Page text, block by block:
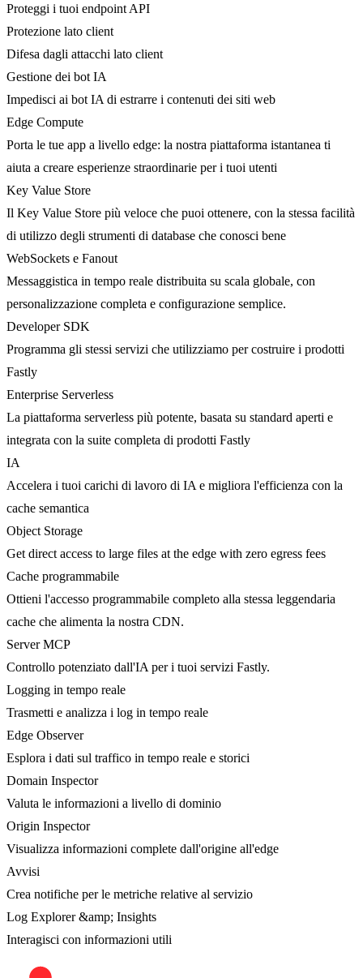
Proteggi i tuoi endpoint API
Protezione lato client
Difesa dagli attacchi lato client
Gestione dei bot IA
Impedisci ai bot IA di estrarre i contenuti dei siti web
Edge Compute
Porta le tue app a livello edge: la nostra piattaforma istantanea ti
aiuta a creare esperienze straordinarie per i tuoi utenti
Key Value Store
Il Key Value Store più veloce che puoi ottenere, con la stessa facilità
di utilizzo degli strumenti di database che conosci bene
WebSockets e Fanout
Messaggistica in tempo reale distribuita su scala globale, con
personalizzazione completa e configurazione semplice.
Developer SDK
Programma gli stessi servizi che utilizziamo per costruire i prodotti
Fastly
Enterprise Serverless
La piattaforma serverless più potente, basata su standard aperti e
integrata con la suite completa di prodotti Fastly
IA
Accelera i tuoi carichi di lavoro di IA e migliora l'efficienza con la
cache semantica
Object Storage
Get direct access to large files at the edge with zero egress fees
Cache programmabile
Ottieni l'accesso programmabile completo alla stessa leggendaria
cache che alimenta la nostra CDN.
Server MCP
Controllo potenziato dall'IA per i tuoi servizi Fastly.
Logging in tempo reale
Trasmetti e analizza i log in tempo reale
Edge Observer
Esplora i dati sul traffico in tempo reale e storici
Domain Inspector
Valuta le informazioni a livello di dominio
Origin Inspector
Visualizza informazioni complete dall'origine all'edge
Avvisi
Crea notifiche per le metriche relative al servizio
Log Explorer &amp; Insights
Interagisci con informazioni utili